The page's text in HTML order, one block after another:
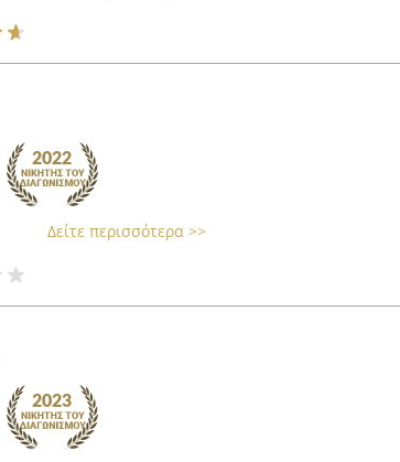
Δείτε περισσότερα >>